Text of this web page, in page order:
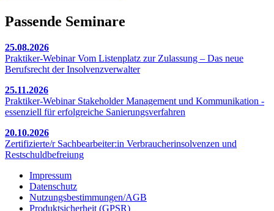
Passende Seminare
25.08.2026
Praktiker-Webinar Vom Listenplatz zur Zulassung – Das neue
Berufsrecht der Insolvenzverwalter
25.11.2026
Praktiker-Webinar Stakeholder Management und Kommunikation -
essenziell für erfolgreiche Sanierungsverfahren
20.10.2026
Zertifizierte/r Sachbearbeiter:in Verbraucherinsolvenzen und
Restschuldbefreiung
Impressum
Datenschutz
Nutzungsbestimmungen/AGB
Produktsicherheit (GPSR)